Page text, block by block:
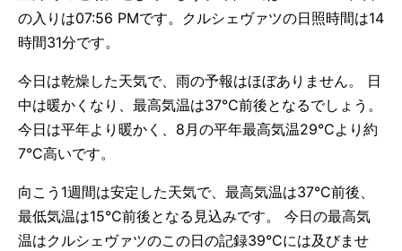
の入りは07:56 PMです。クルシェヴァツの日照時間は14
時間31分です。
今日は乾燥した天気で、雨の予報はほぼありません。 日
中は暖かくなり、最高気温は37°C前後となるでしょう。
今日は平年より暖かく、8月の平年最高気温29°Cより約
7°C高いです。
向こう1週間は安定した天気で、最高気温は37°C前後、
最低気温は15°C前後となる見込みです。 今日の最高気
温はクルシェヴァツのこの日の記録39°Cには及びませ